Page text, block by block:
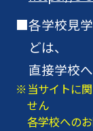
各学校見
どは、
直接学校
当サイトに
せん
各学校への